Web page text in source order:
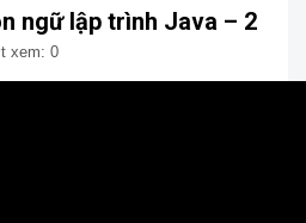
ngữ lập trình Java – 2
xem: 0